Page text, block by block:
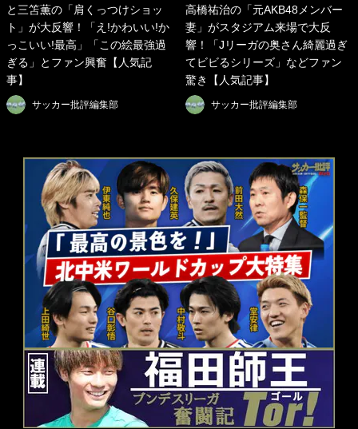
と三笘薫の「肩くっつけショッ
ト」が大反響！「え!かわいい!か
っこいい!最高」「この絵最強過
ぎる」とファン興奮【人気記
事】
サッカー批評編集部
高橋祐治の「元AKB48メンバー
妻」がスタジアム来場で大反
響！「Jリーガの奥さん綺麗過ぎ
てビビるシリーズ」などファン
驚き【人気記事】
サッカー批評編集部